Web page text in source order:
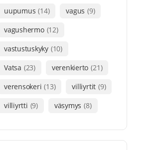
uupumus (14) vagus (9)
vagushermo (12)
vastustuskyky (10)
Vatsa (23) verenkierto (21)
verensokeri (13) villiyrtit (9)
villiyrtti (9) väsymys (8)